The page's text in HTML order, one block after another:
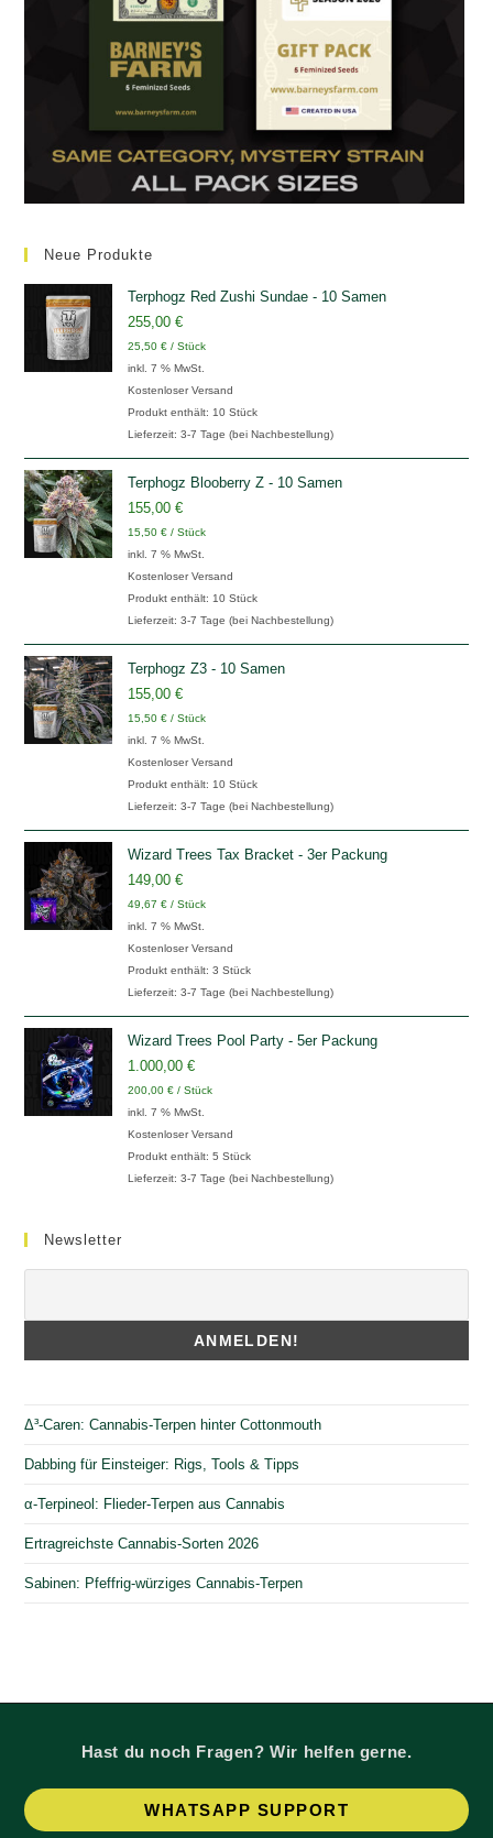
Neue Produkte
Terphogz Red Zushi Sundae - 10 Samen
255,00€
25,50€ /Stück
inkl. 7 % MwSt.
Kostenloser Versand
Produkt enthält: 10Stück
Lieferzeit:3-7 Tage (bei Nachbestellung)
Terphogz Blooberry Z - 10 Samen
155,00€
15,50€ /Stück
inkl. 7 % MwSt.
Kostenloser Versand
Produkt enthält: 10Stück
Lieferzeit:3-7 Tage (bei Nachbestellung)
Terphogz Z3 - 10 Samen
155,00€
15,50€ /Stück
inkl. 7 % MwSt.
Kostenloser Versand
Produkt enthält: 10Stück
Lieferzeit:3-7 Tage (bei Nachbestellung)
Wizard Trees Tax Bracket - 3er Packung
149,00€
49,67€ /Stück
inkl. 7 % MwSt.
Kostenloser Versand
Produkt enthält: 3Stück
Lieferzeit:3-7 Tage (bei Nachbestellung)
Wizard Trees Pool Party - 5er Packung
1.000,00€
200,00€ /Stück
inkl. 7 % MwSt.
Kostenloser Versand
Produkt enthält: 5Stück
Lieferzeit:3-7 Tage (bei Nachbestellung)
Newsletter
Δ³-Caren: Cannabis-Terpen hinter Cottonmouth
Dabbing für Einsteiger: Rigs, Tools & Tipps
α-Terpineol: Flieder-Terpen aus Cannabis
Ertragreichste Cannabis-Sorten 2026
Sabinen: Pfeffrig-würziges Cannabis-Terpen
Hast du noch Fragen? Wir helfen gerne.
WHATSAPP SUPPORT